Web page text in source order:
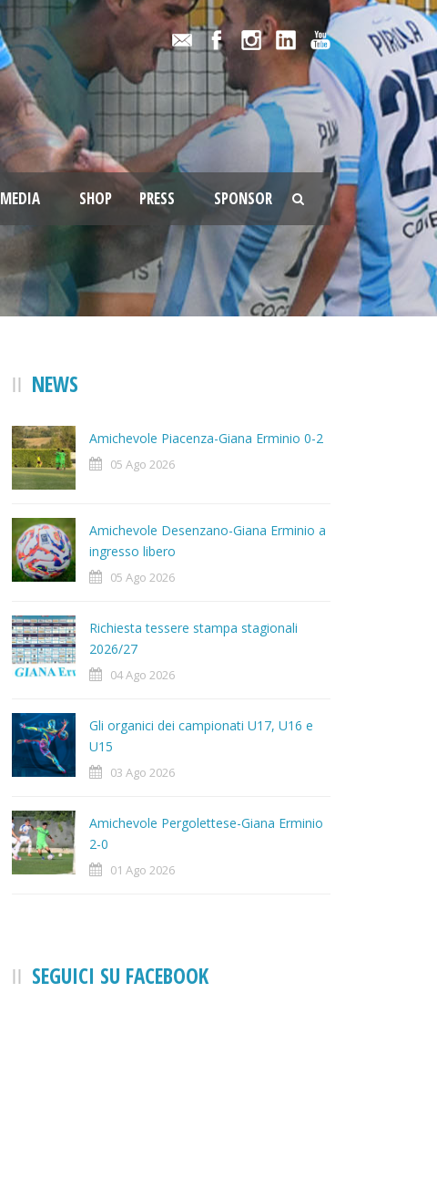
MEDIA SHOP PRESS SPONSOR
NEWS
Amichevole Piacenza-Giana Erminio 0-2
05 Ago 2026
Amichevole Desenzano-Giana Erminio a
ingresso libero
05 Ago 2026
Richiesta tessere stampa stagionali
2026/27
04 Ago 2026
Gli organici dei campionati U17, U16 e
U15
03 Ago 2026
Amichevole Pergolettese-Giana Erminio
2-0
01 Ago 2026
SEGUICI SU FACEBOOK